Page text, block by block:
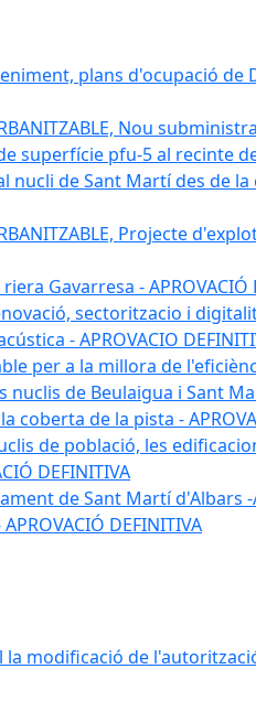
plans d'ocupació de
Nou
superfície pfu-5 al recinte
de Sant Martí des de
Projecte
Gavarresa - APROVACIÓ
sectoritzacio i
- APROVACIO
per a la millora de
de Beulaigua i Sant
de la pista -
de població, les
DEFINITIVA
de Sant Martí d'Albars -
DEFINITIVA
modificació de